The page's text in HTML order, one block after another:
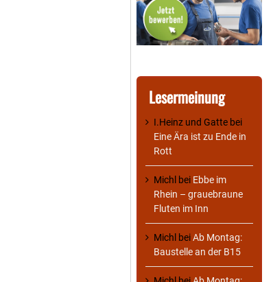
Lesermeinung
I.Heinz und Gatte bei
Eine Ära ist zu Ende in
Rott
Michl bei Ebbe im
Rhein – grauebraune
Fluten im Inn
Michl beiAb Montag:
Baustelle an der B15